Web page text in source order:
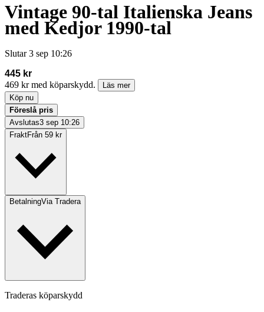
Vintage 90-tal Italienska Jeans
med Kedjor 1990-tal
Slutar 3 sep 10:26
445 kr
469 kr med köparskydd.
Läs mer
Köp nu
Föreslå pris
Avslutas3 sep 10:26
FraktFrån 59 kr
BetalningVia Tradera
Traderas köparskydd